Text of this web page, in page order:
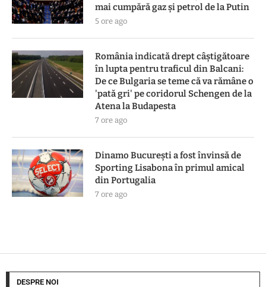
mai cumpără gaz și petrol de la Putin
5 ore ago
România indicată drept câștigătoare
în lupta pentru traficul din Balcani:
De ce Bulgaria se teme că va rămâne o
'pată gri' pe coridorul Schengen de la
Atena la Budapesta
7 ore ago
Dinamo București a fost învinsă de
Sporting Lisabona în primul amical
din Portugalia
7 ore ago
DESPRE NOI